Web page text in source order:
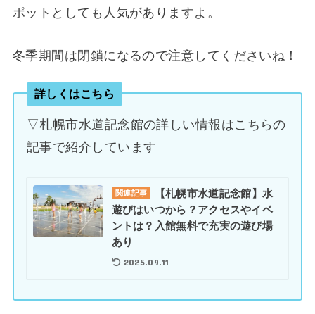
ポットとしても人気がありますよ。
冬季期間は閉鎖になるので注意してくださいね！
詳しくはこちら
▽札幌市水道記念館の詳しい情報はこちらの
記事で紹介しています
関連記事
【札幌市水道記念館】水
遊びはいつから？アクセスやイベ
ントは？入館無料で充実の遊び場
あり
2025.09.11